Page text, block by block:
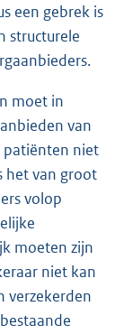
een gebrek is
structurele
moet in
van
patiënten niet
het van groot
volop
moeten zijn
niet kan
verzekerden